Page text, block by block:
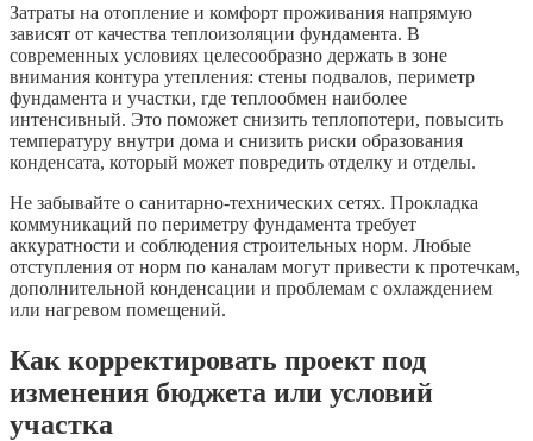
Затраты на отопление и комфорт проживания напрямую
зависят от качества теплоизоляции фундамента. В
современных условиях целесообразно держать в зоне
внимания контура утепления: стены подвалов, периметр
фундамента и участки, где теплообмен наиболее
интенсивный. Это поможет снизить теплопотери, повысить
температуру внутри дома и снизить риски образования
конденсата, который может повредить отделку и отделы.
Не забывайте о санитарно-технических сетях. Прокладка
коммуникаций по периметру фундамента требует
аккуратности и соблюдения строительных норм. Любые
отступления от норм по каналам могут привести к протечкам,
дополнительной конденсации и проблемам с охлаждением
или нагревом помещений.
Как корректировать проект под
изменения бюджета или условий
участка